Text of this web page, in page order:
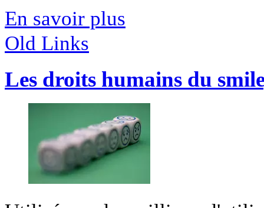
En savoir plus
Old Links
Les droits humains du